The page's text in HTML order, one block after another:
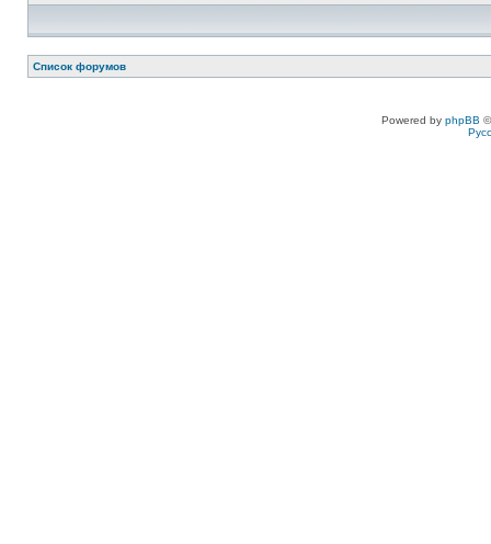
Список форумов
Powered by phpBB